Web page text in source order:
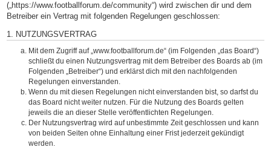
(„https://www.footballforum.de/community“) wird zwischen dir und dem
Betreiber ein Vertrag mit folgenden Regelungen geschlossen:
1. NUTZUNGSVERTRAG
Mit dem Zugriff auf „www.footballforum.de“ (im Folgenden „das Board“)
schließt du einen Nutzungsvertrag mit dem Betreiber des Boards ab (im
Folgenden „Betreiber“) und erklärst dich mit den nachfolgenden
Regelungen einverstanden.
Wenn du mit diesen Regelungen nicht einverstanden bist, so darfst du
das Board nicht weiter nutzen. Für die Nutzung des Boards gelten
jeweils die an dieser Stelle veröffentlichten Regelungen.
Der Nutzungsvertrag wird auf unbestimmte Zeit geschlossen und kann
von beiden Seiten ohne Einhaltung einer Frist jederzeit gekündigt
werden.